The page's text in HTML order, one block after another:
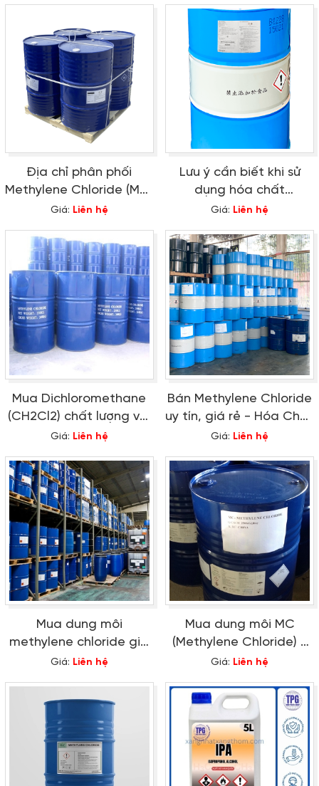
Địa chỉ phân phối
Methylene Chloride (MC)
- CH2Cl2 uy tín, giá tốt
Giá: Liên hệ
Lưu ý cần biết khi sử
dụng hóa chất
Methylene Chloride
Giá: Liên hệ
Mua Dichloromethane
(CH2Cl2) chất lượng với
giá tốt tại đâu?
Giá: Liên hệ
Bán Methylene Chloride
uy tín, giá rẻ - Hóa Chất
Thiên Phước
Giá: Liên hệ
Mua dung môi
methylene chloride giá
rẻ ở đâu?
Giá: Liên hệ
Mua dung môi MC
(Methylene Chloride) -
CH2Cl2 với giá tốt
Giá: Liên hệ